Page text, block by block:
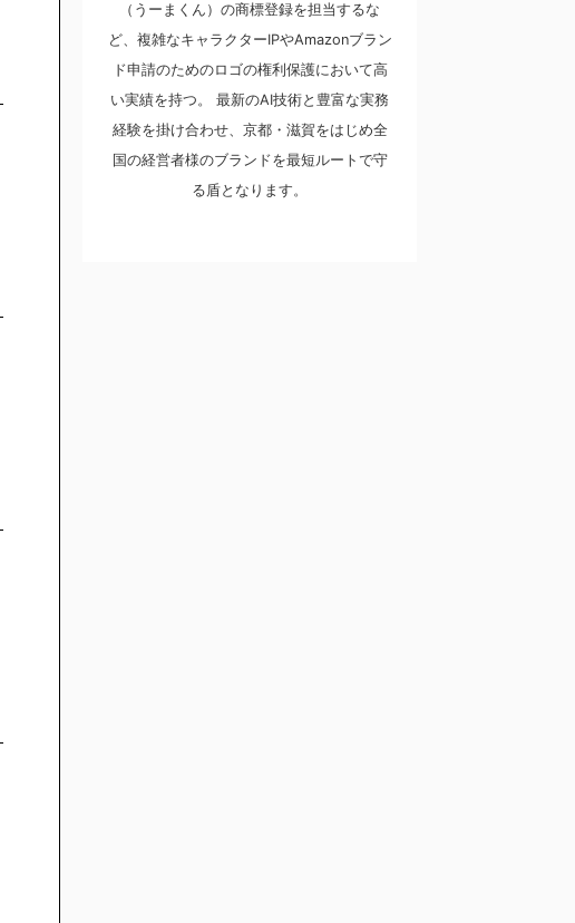
（うーまくん）の商標登録を担当するな
ど、複雑なキャラクターIPやAmazonブラン
ド申請のためのロゴの権利保護において高
い実績を持つ。 最新のAI技術と豊富な実務
経験を掛け合わせ、京都・滋賀をはじめ全
国の経営者様のブランドを最短ルートで守
る盾となります。